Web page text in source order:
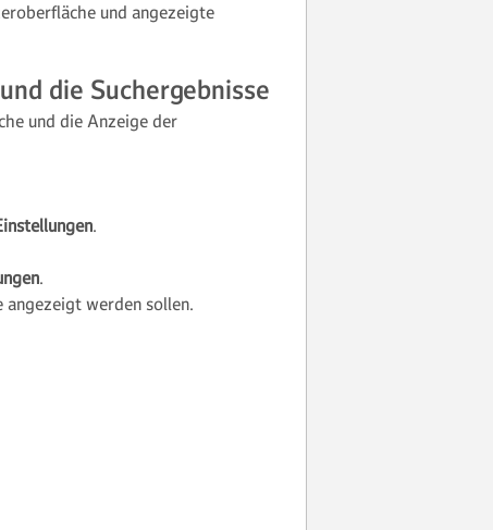
und angezeigte
die Suchergebnisse
und die Anzeige der
.
.
angezeigt werden sollen.